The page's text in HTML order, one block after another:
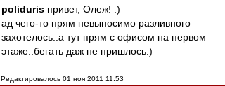
poliduris привет, Олеж! :)
ад чего-то прям невыносимо разливного
захотелось..а тут прям с офисом на первом
этаже..бегать даж не пришлось:)
Редактировалось 01 ноя 2011 11:53